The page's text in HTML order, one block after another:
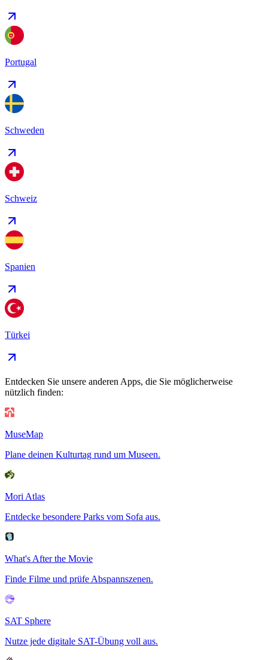
Portugal
Schweden
Schweiz
Spanien
Türkei
Entdecken Sie unsere anderen Apps, die Sie möglicherweise
nützlich finden:
MuseMap
Plane deinen Kulturtag rund um Museen.
Mori Atlas
Entdecke besondere Parks vom Sofa aus.
What's After the Movie
Finde Filme und prüfe Abspannszenen.
SAT Sphere
Nutze jede digitale SAT-Übung voll aus.